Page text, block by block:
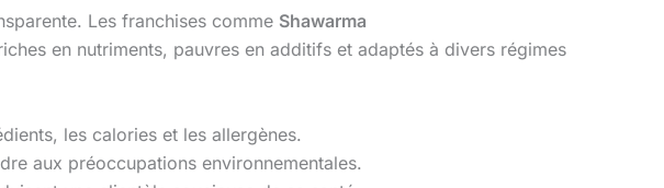
Les franchises comme Shawarma
en nutriments, pauvres en additifs et adaptés à divers régimes
les calories et les allergènes.
aux préoccupations environnementales.